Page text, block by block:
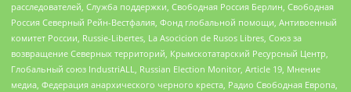
расследователей, Служба поддержки, Свободная Россия Берлин, Свободная
Россия Северный Рейн-Вестфалия, Фонд глобальной помощи, Антивоенный
комитет России, Russie-Libertes, La Asocicion de Rusos Libres, Союз за
возвращение Северных территорий, Крымскотатарский Ресурсный Центр,
Глобальный союз IndustriALL, Russian Election Monitor, Article 19, Мнение
медиа, Федерация анархического черного креста, Радио Свободная Европа,